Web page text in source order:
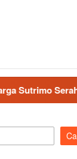
Serahkan